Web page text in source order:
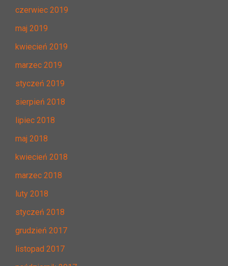
czerwiec 2019
maj 2019
kwiecień 2019
marzec 2019
styczeń 2019
sierpień 2018
lipiec 2018
maj 2018
kwiecień 2018
marzec 2018
luty 2018
styczeń 2018
grudzień 2017
listopad 2017